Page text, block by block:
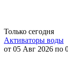
Только сегодня
Активаторы воды
от 05 Авг 2026 по